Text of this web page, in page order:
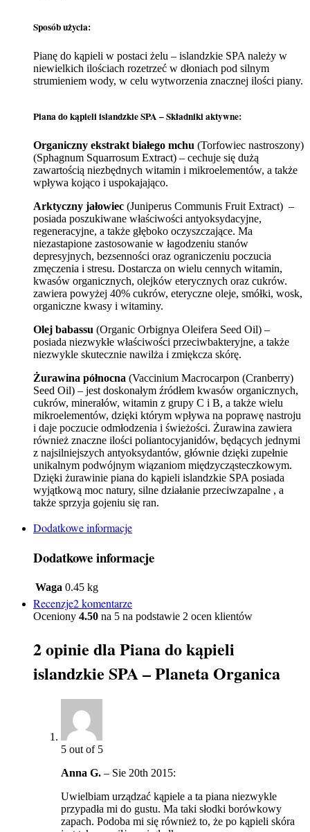
Sposób użycia:
Pianę do kąpieli w postaci żelu – islandzkie SPA należy w
niewielkich ilościach rozetrzeć w dłoniach pod silnym
strumieniem wody, w celu wytworzenia znacznej ilości piany.
Piana do kąpieli islandzkie SPA – Składniki aktywne:
Organiczny ekstrakt białego mchu (Torfowiec nastroszony)
(Sphagnum Squarrosum Extract) – cechuje się dużą
zawartością niezbędnych witamin i mikroelementów, a także
wpływa kojąco i uspokajająco.
Arktyczny jałowiec (Juniperus Communis Fruit Extract) –
posiada poszukiwane właściwości antyoksydacyjne,
regeneracyjne, a także głęboko oczyszczające. Ma
niezastapione zastosowanie w łagodzeniu stanów
depresyjnych, bezsenności oraz ograniczeniu poczucia
zmęczenia i stresu. Dostarcza on wielu cennych witamin,
kwasów organicznych, olejków eterycznych oraz cukrów.
zawiera powyżej 40% cukrów, eteryczne oleje, smółki, wosk,
organiczne kwasy i witaminy.
Olej babassu (Organic Orbignya Oleifera Seed Oil) –
posiada niezwykłe właściwości przeciwbakteryjne, a także
niezwykle skutecznie nawilża i zmiękcza skórę.
Żurawina północna (Vaccinium Macrocarpon (Cranberry)
Seed Oil) – jest doskonałym źródłem kwasów organicznych,
cukrów, minerałów, witamin z grupy C i B, a także wielu
mikroelementów, dzięki którym wpływa na poprawę nastroju
i daje poczucie odmłodzenia i świeżości. Żurawina zawiera
również znaczne ilości poliantocyjanidów, będących jednymi
z najsilniejszych antyoksydantów, głównie dzięki zupełnie
unikalnym podwójnym wiązaniom międzycząsteczkowym.
Dzięki żurawinie piana do kąpieli islandzkie SPA posiada
wyjątkową moc natury, silne działanie przeciwzapalne , a
także sprzyja gojeniu się ran.
Dodatkowe informacje
Dodatkowe informacje
Waga 0.45 kg
Recenzje2 komentarze
Oceniony 4.50 na 5 na podstawie 2 ocen klientów
2 opinie dlaPiana do kąpieli
islandzkie SPA – Planeta Organica
5 out of 5
Anna G. – Sie 20th 2015:
Uwielbiam urządzać kąpiele a ta piana niezwykle
przypadła mi do gustu. Ma taki słodki borówkowy
zapach. Podoba mi się również to, że po kąpieli skóra